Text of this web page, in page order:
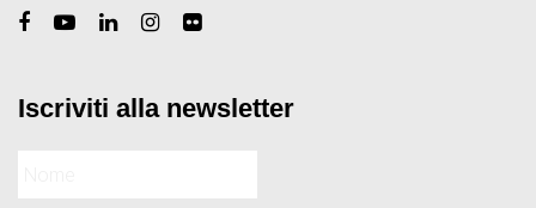
Iscriviti alla newsletter